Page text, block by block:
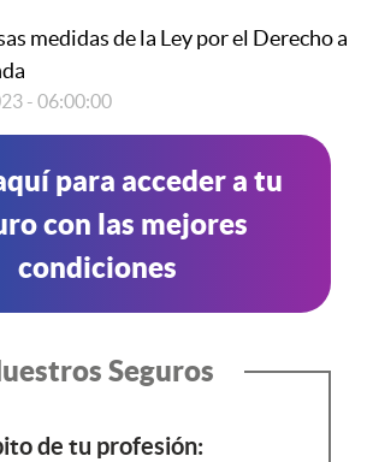
medidas de la Ley por el Derecho a
- 06:00:00
para acceder a tu
con las mejores
condiciones
Seguros
de tu profesión: